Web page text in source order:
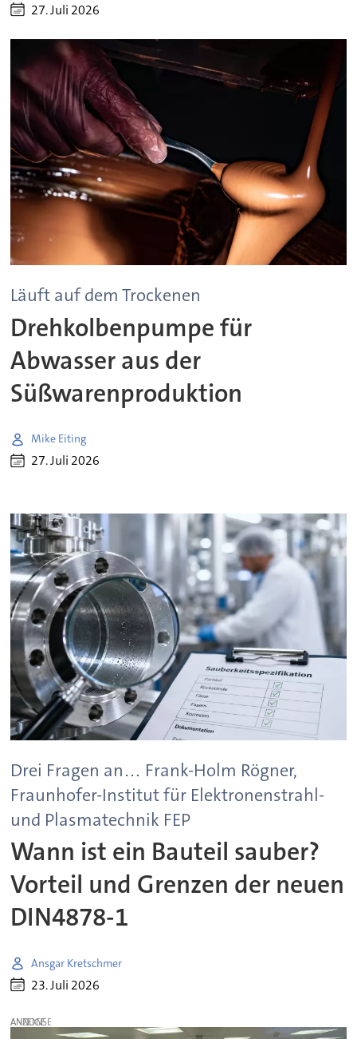
27. Juli 2026
Läuft auf dem Trockenen
Drehkolbenpumpe für
Abwasser aus der
Süßwarenproduktion
Mike Eiting
27. Juli 2026
Drei Fragen an… Frank-Holm Rögner,
Fraunhofer-Institut für Elektronenstrahl-
und Plasmatechnik FEP
Wann ist ein Bauteil sauber?
Vorteil und Grenzen der neuen
DIN4878-1
Ansgar Kretschmer
23. Juli 2026
ANZEIGE